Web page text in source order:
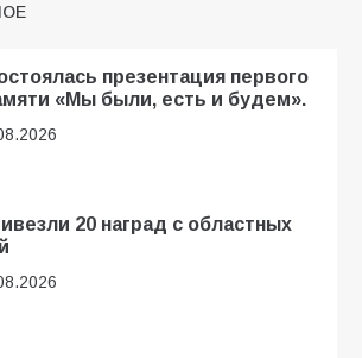
презентация первого
«Мы были, есть и будем».
20 наград с областных